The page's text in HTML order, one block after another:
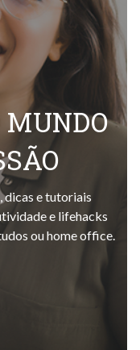
MUNDO
dicas e tutoriais
e lifehacks
ou home office.